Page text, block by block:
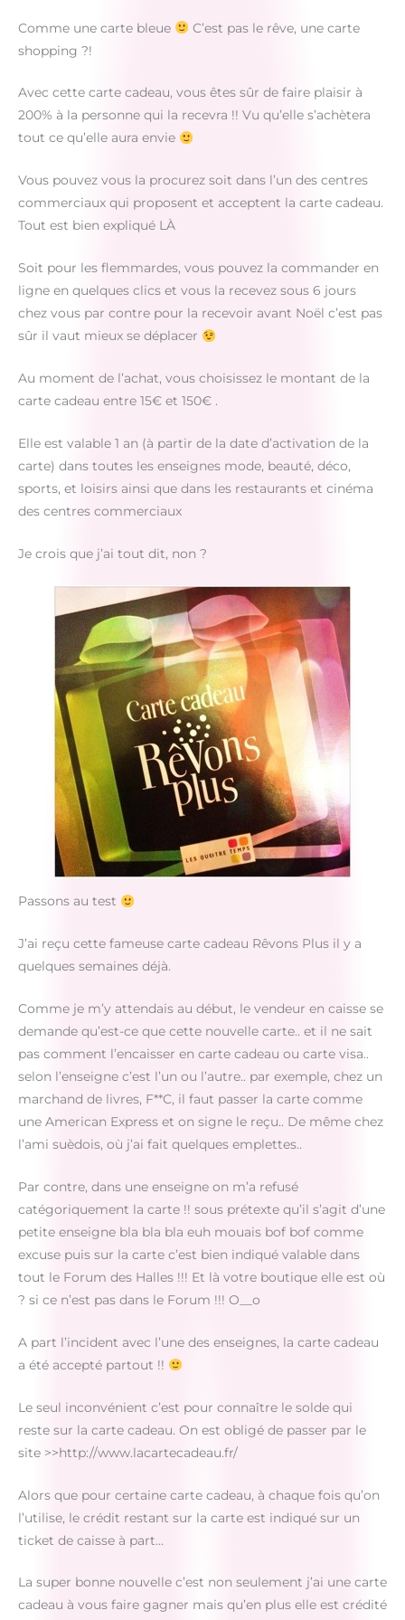
Comme une carte bleue
C’est pas le rêve, une carte
shopping ?!
Avec cette carte cadeau, vous êtes sûr de faire plaisir à
200% à la personne qui la recevra !! Vu qu’elle s’achètera
tout ce qu’elle aura envie
Vous pouvez vous la procurez soit dans l’un des centres
commerciaux qui proposent et acceptent la carte cadeau.
Tout est bien expliqué LÀ
Soit pour les flemmardes, vous pouvez la commander en
ligne en quelques clics et vous la recevez sous 6 jours
chez vous par contre pour la recevoir avant Noël c’est pas
sûr il vaut mieux se déplacer
Au moment de l’achat, vous choisissez le montant de la
carte cadeau entre 15€ et 150€ .
Elle est valable 1 an (à partir de la date d’activation de la
carte) dans toutes les enseignes mode, beauté, déco,
sports, et loisirs ainsi que dans les restaurants et cinéma
des centres commerciaux
Je crois que j’ai tout dit, non ?
Passons au test
J’ai reçu cette fameuse carte cadeau Rêvons Plus il y a
quelques semaines déjà.
Comme je m’y attendais au début, le vendeur en caisse se
demande qu’est-ce que cette nouvelle carte.. et il ne sait
pas comment l’encaisser en carte cadeau ou carte visa..
selon l’enseigne c’est l’un ou l’autre.. par exemple, chez un
marchand de livres, F**C, il faut passer la carte comme
une American Express et on signe le reçu.. De même chez
l’ami suèdois, où j’ai fait quelques emplettes..
Par contre, dans une enseigne on m’a refusé
catégoriquement la carte !! sous prétexte qu’il s’agit d’une
petite enseigne bla bla bla euh mouais bof bof comme
excuse puis sur la carte c’est bien indiqué valable dans
tout le Forum des Halles !!! Et là votre boutique elle est où
? si ce n’est pas dans le Forum !!! O__o
A part l’incident avec l’une des enseignes, la carte cadeau
a été accepté partout !!
Le seul inconvénient c’est pour connaître le solde qui
reste sur la carte cadeau. On est obligé de passer par le
site >>http://www.lacartecadeau.fr/
Alors que pour certaine carte cadeau, à chaque fois qu’on
l’utilise, le crédit restant sur la carte est indiqué sur un
ticket de caisse à part…
La super bonne nouvelle c’est non seulement j’ai une carte
cadeau à vous faire gagner mais qu’en plus elle est crédité